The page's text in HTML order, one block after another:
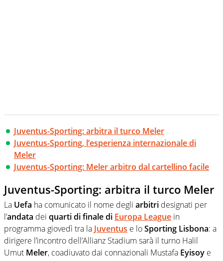
Juventus-Sporting: arbitra il turco Meler
Juventus-Sporting, l’esperienza internazionale di
Meler
Juventus-Sporting: Meler arbitro dal cartellino facile
Juventus-Sporting: arbitra il turco Meler
La Uefa ha comunicato il nome degli arbitri designati per
l’andata dei quarti di finale di Europa League in
programma giovedì tra la Juventus e loSporting Lisbona: a
dirigere l’incontro dell’Allianz Stadium sarà il turno Halil
Umut Meler, coadiuvato dai connazionali Mustafa Eyisoy e